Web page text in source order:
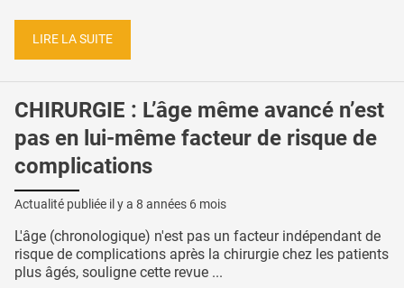
LIRE LA SUITE
CHIRURGIE : L’âge même avancé n’est
pas en lui-même facteur de risque de
complications
Actualité publiée il y a 8 années 6 mois
L'âge (chronologique) n'est pas un facteur indépendant de
risque de complications après la chirurgie chez les patients
plus âgés, souligne cette revue ...